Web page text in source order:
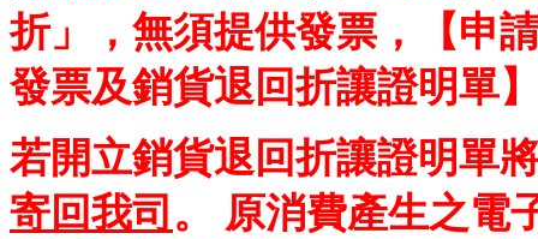
折」，無須提供發票，【申
發票及銷貨退回折讓證明單
若開立銷貨退回折讓證明單
寄回我司 。 原消費產生之電